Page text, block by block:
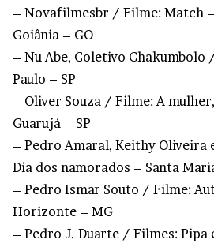
– Novafilmesbr / Filme: Match
Goiânia – GO
– Nu Abe, Coletivo Chakumbolo
Paulo – SP
– Oliver Souza / Filme: A
Guarujá – SP
– Pedro Amaral, Keithy Oliveira
Dia dos namorados – Santa
– Pedro Ismar Souto / Filme:
Horizonte – MG
– Pedro J. Duarte / Filmes: Pipa